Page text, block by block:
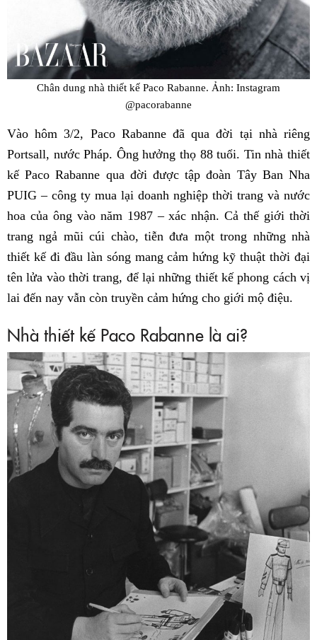
Chân dung nhà thiết kế Paco Rabanne. Ảnh: Instagram
@pacorabanne
Vào hôm 3/2, Paco Rabanne đã qua đời tại nhà riêng
Portsall, nước Pháp. Ông hưởng thọ 88 tuổi. Tin nhà thiết
kế Paco Rabanne qua đời được tập đoàn Tây Ban Nha
PUIG – công ty mua lại doanh nghiệp thời trang và nước
hoa của ông vào năm 1987 – xác nhận. Cả thế giới thời
trang ngả mũi cúi chào, tiễn đưa một trong những nhà
thiết kế đi đầu làn sóng mang cảm hứng kỹ thuật thời đại
tên lửa vào thời trang, để lại những thiết kế phong cách vị
lai đến nay vẫn còn truyền cảm hứng cho giới mộ điệu.
Nhà thiết kế Paco Rabanne là ai?